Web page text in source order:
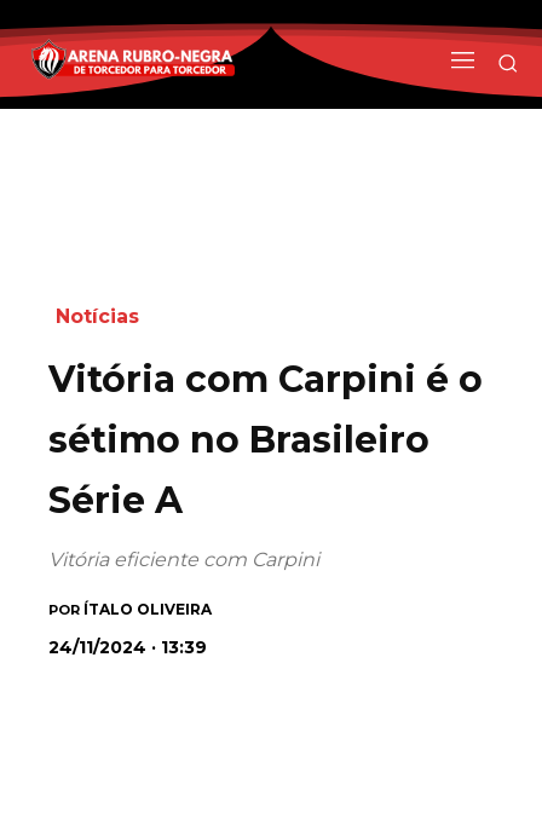
Notícias
Vitória com Carpini é o
sétimo no Brasileiro
Série A
Vitória eficiente com Carpini
POR ÍTALO OLIVEIRA
24/11/2024 · 13:39